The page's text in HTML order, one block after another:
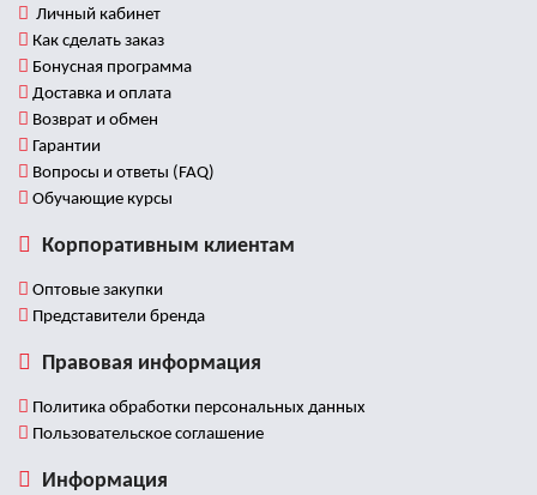
Восстановительной медицины. В 2015 году в Москве в
Институте Восстановительной медицины прошёл курсы
повышения квалификации по спортивному массажу,
лимфатическому дренажу тела и кинезиотейпированию
прошёл курс повышения квалификации в Государственном
Университете Южной Кореи г. Пусан (Department of Physical
Therapy DongEuiUniversity) по балансирующему
профессора Джун Хун Ли (JUNG HOON LEE).
Представленная работа является результатом
длительного труда команды BBALANCE, она подводит
клинической апробации всех методик, описанных здесь.
Личный кабинет
Как сделать заказ
Бонусная программа
Доставка и оплата
Возврат и обмен
Гарантии
Вопросы и ответы (FAQ)
Обучающие курсы
Корпоративным клиентам
Оптовые закупки
Представители бренда
Правовая информация
Политика обработки персональных данных
Пользовательское соглашение
Информация